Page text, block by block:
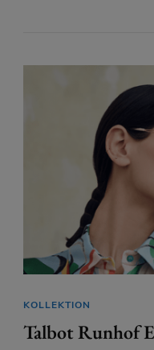
KOLLEKTION
Talbot Runhof